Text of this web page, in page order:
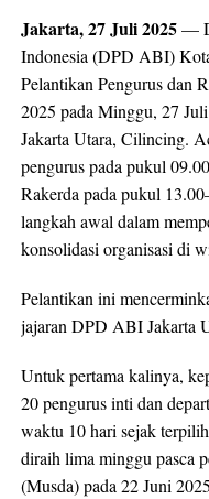
Jakarta, 27 Juli 2025—
Indonesia (DPD ABI)
Pelantikan Pengurus dan
2025 pada Minggu, 27
Jakarta Utara, Cilincing.
pengurus pada pukul
Rakerda pada pukul
langkah awal dalam
konsolidasi organisasi di
Pelantikan ini
jajaran DPD ABI Jakarta
Untuk pertama kalinya,
20 pengurus inti dan
waktu 10 hari sejak
diraih lima minggu pasca
(Musda) pada 22 Juni